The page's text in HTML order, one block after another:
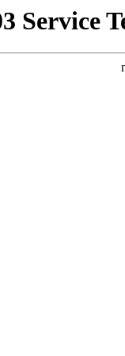
Service